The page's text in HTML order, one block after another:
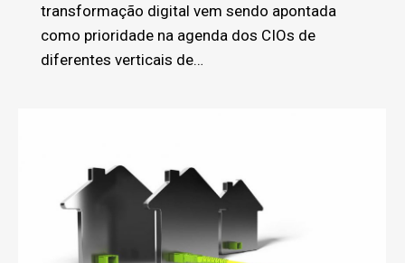
transformação digital vem sendo apontada
como prioridade na agenda dos CIOs de
diferentes verticais de…